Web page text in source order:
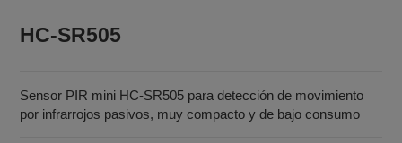
HC‑SR505
Sensor PIR mini HC‑SR505 para detección de movimiento
por infrarrojos pasivos, muy compacto y de bajo consumo